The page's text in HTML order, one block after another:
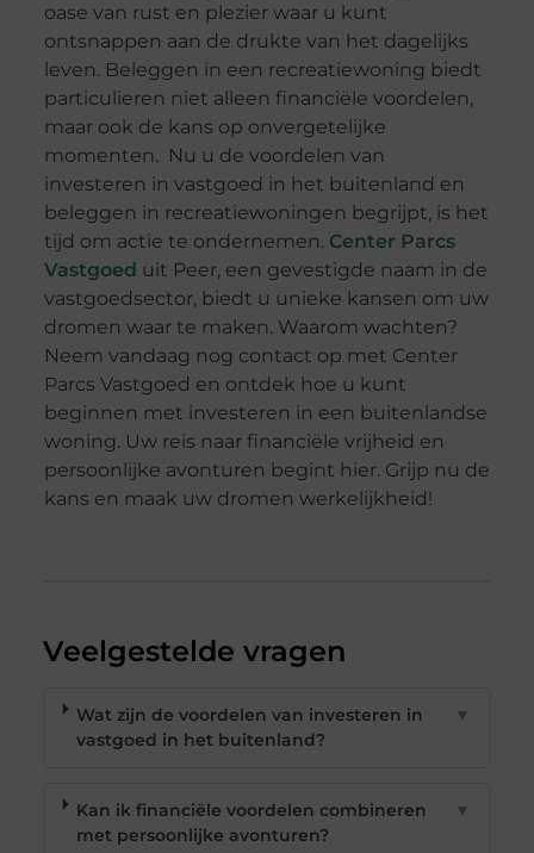
oase van rust en plezier waar u kunt
ontsnappen aan de drukte van het dagelijks
leven. Beleggen in een recreatiewoning biedt
particulieren niet alleen financiële voordelen,
maar ook de kans op onvergetelijke
momenten. Nu u de voordelen van
investeren in vastgoed in het buitenland en
beleggen in recreatiewoningen begrijpt, is het
tijd om actie te ondernemen. Center Parcs
Vastgoed uit Peer, een gevestigde naam in de
vastgoedsector, biedt u unieke kansen om uw
dromen waar te maken. Waarom wachten?
Neem vandaag nog contact op met Center
Parcs Vastgoed en ontdek hoe u kunt
beginnen met investeren in een buitenlandse
woning. Uw reis naar financiële vrijheid en
persoonlijke avonturen begint hier. Grijp nu de
kans en maak uw dromen werkelijkheid!
Veelgestelde vragen
Wat zijn de voordelen van investeren in
vastgoed in het buitenland?
▼
Kan ik financiële voordelen combineren
met persoonlijke avonturen?
▼